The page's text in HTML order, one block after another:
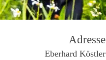
Adresse
Eberhard Köstler